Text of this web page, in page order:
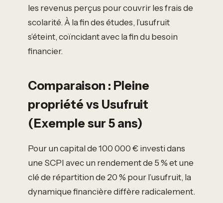
les revenus perçus pour couvrir les frais de
scolarité. À la fin des études, l’usufruit
s’éteint, coïncidant avec la fin du besoin
financier.
Comparaison : Pleine
propriété vs Usufruit
(Exemple sur 5 ans)
Pour un capital de 100 000 € investi dans
une SCPI avec un rendement de 5 % et une
clé de répartition de 20 % pour l’usufruit, la
dynamique financière diffère radicalement.